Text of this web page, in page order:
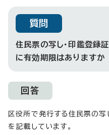
質問
住民票の写し・印鑑登録
に有効期限はありますか
回答
区役所で発行する住民票の写
を記載しています。